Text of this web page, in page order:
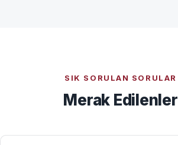
SIK SORULAN SORULAR
Merak Edilenler